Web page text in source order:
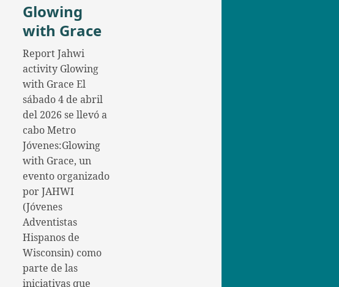
Glowing
with Grace
Report Jahwi
activity Glowing
with Grace El
sábado 4 de abril
del 2026 se llevó a
cabo Metro
Jóvenes:Glowing
with Grace, un
evento organizado
por JAHWI
(Jóvenes
Adventistas
Hispanos de
Wisconsin) como
parte de las
iniciativas que